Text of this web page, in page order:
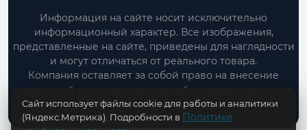
Информация на сайте носит исключительно
информационный характер. Все изображения,
представленные на сайте, приведены для наглядности
и могут отличаться от реального товара.
Компания оставляет за собой право на внесение
изменений в конструкцию, дизайн и характеристики
товара без предварительного уведомления.
Сайт использует файлы cookie для работы и аналитики
(Яндекс.Метрика). Подробности в Политике